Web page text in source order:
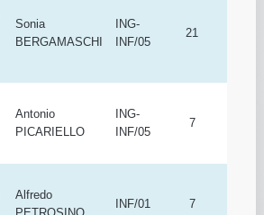
MAURINO
INF/05
BERGAMASCHI
INF/05
Antonio
PICARIELLO
INF/05
7